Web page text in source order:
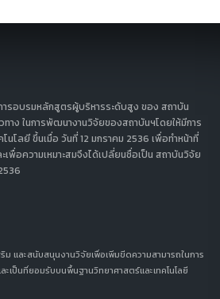
รอบรมหลักสูตรผู้บริหารระดับสูง ของ สถาบัน
าง ในการพัฒนางานวิจัยของสถาบันฯโดยให้มีการ
โลยี ขึ้นเมื่อ วันที่ 12 มกราคม 2536 เพื่อทำหน้าที่
พื่อความเหมาะสมจึงได้เปลี่ยนชื่อเป็น สถาบันวิจัย
และสนับสนุนงานวิจัยเพื่อเพิ่มขีดความสามารถในการ
เป็นที่ยอมรับบนพื้นฐานวิทยาศาสตร์และเทคโนโลยี